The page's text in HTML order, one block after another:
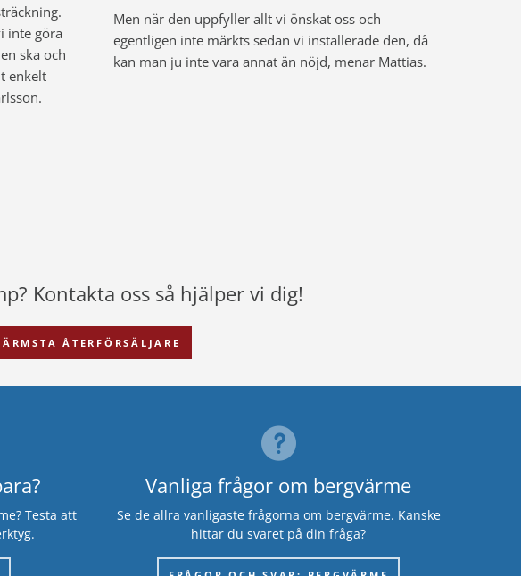
inte göra
ska och
enkelt
Men när den uppfyller allt vi önskat oss och
egentligen inte märkts sedan vi installerade den, då
kan man ju inte vara annat än nöjd, menar Mattias.
Kontakta oss så hjälper vi dig!
ÅTERFÖRSÄLJARE
Testa att
Vanliga frågor om bergvärme
Se de allra vanligaste frågorna om bergvärme. Kanske
hittar du svaret på din fråga?